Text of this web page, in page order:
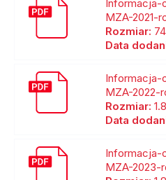
Informacja-
MZA-2021-
Rozmiar:
Data
Informacja-
MZA-2022-
Rozmiar:
Data
Informacja-
MZA-2023-